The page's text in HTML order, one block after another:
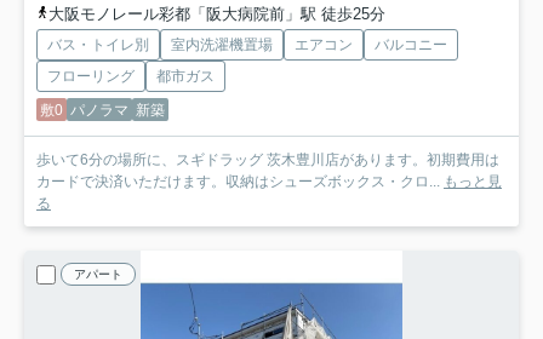
大阪モノレール彩都「阪大病院前」駅 徒歩25分
バス・トイレ別 室内洗濯機置場 エアコン
バルコニー
フローリング
都市ガス
敷0 パノラマ 新築
歩いて6分の場所に、スギドラッグ 茨木豊川店があります。初期費用は
カードで決済いただけます。収納はシューズボックス・クロ...
もっと見
る
アパート